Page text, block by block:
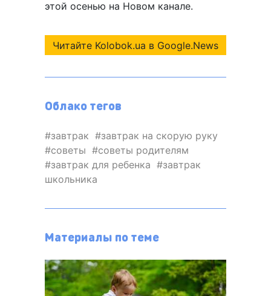
этой осенью на Новом канале.
Читайте Kolobok.ua в Google.News
Облако тегов
завтрак
завтрак на скорую руку
советы
советы родителям
завтрак для ребенка
завтрак
школьника
Материалы по теме